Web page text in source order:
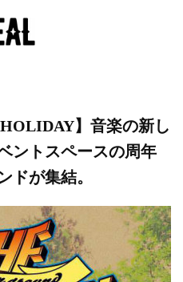
HOLIDAY】音楽の新し
ントスペースの周年
ドが集結。